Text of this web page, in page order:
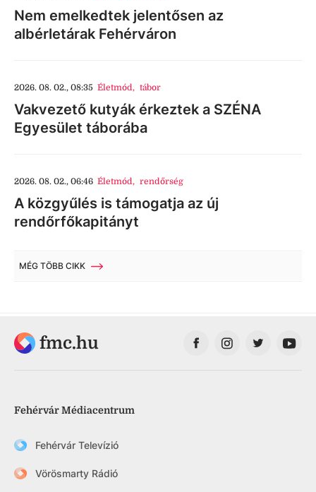
Nem emelkedtek jelentősen az
albérletárak Fehérváron
2026. 08. 02., 08:35 Életmód, tábor
Vakvezető kutyák érkeztek a SZÉNA
Egyesület táborába
2026. 08. 02., 06:46 Életmód, rendőrség
A közgyűlés is támogatja az új
rendőrfőkapitányt
MÉG TÖBB CIKK
fmc.hu
Fehérvár Médiacentrum
Fehérvár Televízió
Vörösmarty Rádió